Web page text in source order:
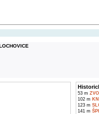
53 m
102 m
123 m
141 m